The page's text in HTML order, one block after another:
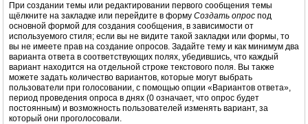
При создании темы или редактировании первого сообщения темы
щёлкните на закладке или перейдите в форму Создать опрос под
основной формой для создания сообщения, в зависимости от
используемого стиля; если вы не видите такой закладки или формы, то
вы не имеете прав на создание опросов. Задайте тему и как минимум два
варианта ответа в соответствующих полях, убедившись, что каждый
вариант находится на отдельной строке текстового поля. Вы также
можете задать количество вариантов, которые могут выбрать
пользователи при голосовании, с помощью опции «Вариантов ответа»,
период проведения опроса в днях (0 означает, что опрос будет
постоянным) и возможность пользователей изменять вариант, за
который они проголосовали.